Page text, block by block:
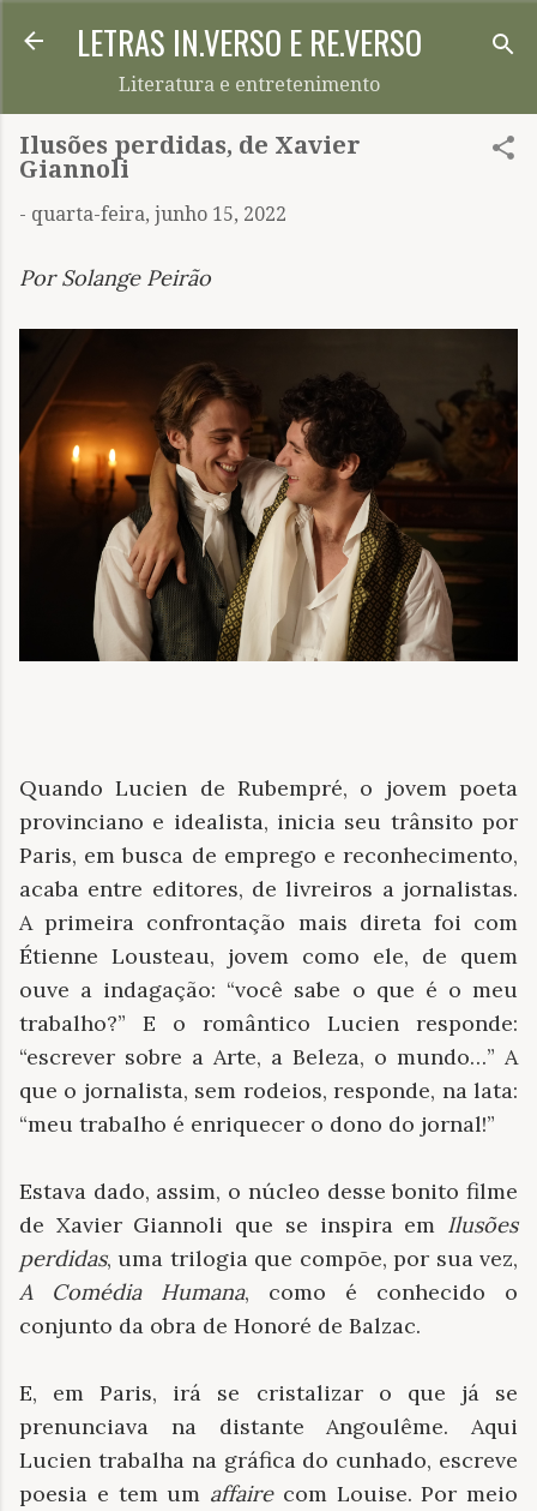
Pular para o conteúdo principal
LETRAS IN.VERSO E RE.VERSO
Literatura e entretenimento
Ilusões perdidas, de Xavier
Giannoli
- quarta-feira, junho 15, 2022
Por Solange Peirão
Quando Lucien de Rubempré, o jovem poeta
provinciano e idealista, inicia seu trânsito por
Paris, em busca de emprego e reconhecimento,
acaba entre editores, de livreiros a jornalistas.
A primeira confrontação mais direta foi com
Étienne Lousteau, jovem como ele, de quem
ouve a indagação: “você sabe o que é o meu
trabalho?” E o romântico Lucien responde:
“escrever sobre a Arte, a Beleza, o mundo…” A
que o jornalista, sem rodeios, responde, na lata:
“meu trabalho é enriquecer o dono do jornal!”
Estava dado, assim, o núcleo desse bonito filme
de Xavier Giannoli que se inspira em Ilusões
perdidas, uma trilogia que compõe, por sua vez,
A Comédia Humana, como é conhecido o
conjunto da obra de Honoré de Balzac.
E, em Paris, irá se cristalizar o que já se
prenunciava na distante Angoulême. Aqui
Lucien trabalha na gráfica do cunhado, escreve
poesia e tem um affairecom Louise. Por meio